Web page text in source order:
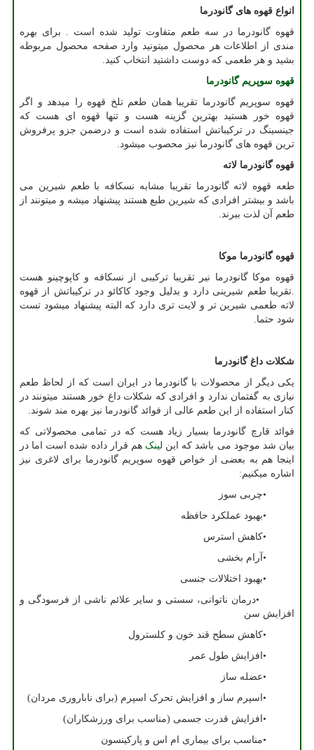
انواع قهوه های گانودرما
قهوه گانودرما در سه طعم متفاوت تولید شده است . برای بهره
مندی از اطلاعات هر محصول میتونید وارد صفحه محصول مربوطه
بشید و هر طعمی که دوست داشتید انتخاب کنید.
قهوه سوپریم گانودرما
قهوه سوپریم گانودرما تقریبا همان طعم تلخ قهوه را میدهد و اگر
قهوه خور هستید بهترین گزینه هست و تنها قهوه ای هست که
جینسینگ در ترکیباتش استفاده شده است و درضمن جزو پرفروش
ترین قهوه های گانودرما نیز محصوب میشود.
قهوه گانودرما لاته
طعه قهوه لاته گانودرما تقریبا مشابه نسکافه با طعم شیرین می
باشد و بیشتر افرادی که شیرین طبع هستند پیشنهاد میشه و میتونند از
طعم آن لذت ببرند.
قهوه گانودرما موکا
قهوه موکا گانودرما نیر تقریبا ترکیبی از نسکافه و کاپوچینو هست
.تقریبا طعم شیرینی دارد و بدلیل وجود کاکائو در ترکیباتش از قهوه
لاته طعمی شیرین تر و لایت تری دارد که البته پیشنهاد میشود تست
شود حتما.
شکلات داغ گانودرما
یکی دیگر از محصولات با گانودرما در ایران است که از لحاظ طعم
نیازی به گفتمان ندارد و افرادی که شکلات داغ خور هستند میتونند در
کنار استفاده از این طعم عالی از فوائد گانودرما نیز بهره مند شوند.
فوائد قارچ گانودرما بسیار زیاد هست که در تمامی محصولاتی که
بیان شد موجود می باشد که این لینک هم قرار داده شده است اما در
اینجا هم به بعضی از خواص قهوه سوپریم گانودرما برای لاغری نیز
اشاره میکنیم:
•چربی سوز
•بهبود عملکرد حافظه
•کاهش استرس
• آرام بخشی
•بهبود اختلالات جنسی
•درمان ناتوانی، سستی و سایر علائم ناشی از فرسودگی و
افزایش سن
•کاهش سطح قند خون و کلسترول
• افزایش طول عمر
•عضله ساز
• اسپرم ساز و افزایش تحرک اسپرم (برای ناباروری مردان)
• افزایش قدرت جسمی (مناسب برای ورزشکاران)
•مناسب برای بیماری ام اس و پارکینسون